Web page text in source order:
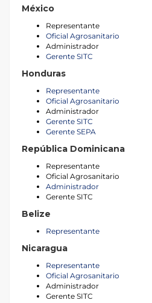
México
Representante
Oficial Agrosanitario
Administrador
Gerente SITC
Honduras
Representante
Oficial Agrosanitario
Administrador
Gerente SITC
Gerente SEPA
República Dominicana
Representante
Oficial Agrosanitario
Administrador
Gerente SITC
Belize
Representante
Nicaragua
Representante
Oficial Agrosanitario
Administrador
Gerente SITC